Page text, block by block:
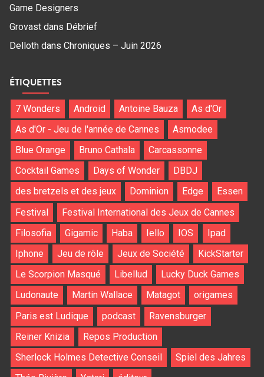
Game Designers
Grovast dans Débrief
Delloth dans Chroniques – Juin 2026
ÉTIQUETTES
7 Wonders Android Antoine Bauza
As d'Or
As d'Or - Jeu de l'année de Cannes
Asmodee
Blue Orange
Bruno Cathala
Carcassonne
Cocktail Games
Days of Wonder
DBDJ
des bretzels et des jeux
Dominion Edge
Essen
Festival
Festival International des Jeux de Cannes
Filosofia
Gigamic Haba Iello IOS
Ipad
Iphone
Jeu de rôle Jeux de Société
KickStarter
Le Scorpion Masqué
Libellud
Lucky Duck Games
Ludonaute
Martin Wallace Matagot
origames
Paris est Ludique
podcast
Ravensburger
Reiner Knizia
Repos Production
Sherlock Holmes Detective Conseil
Spiel des Jahres